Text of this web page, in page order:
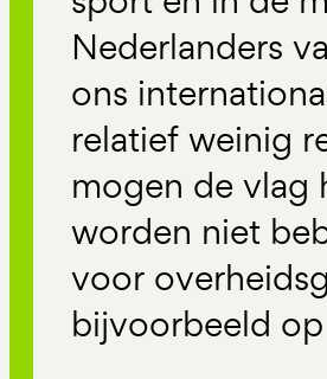
Nederlanders
ons
relatief weinig
mogen de vlag
worden niet
voor
bijvoorbeeld